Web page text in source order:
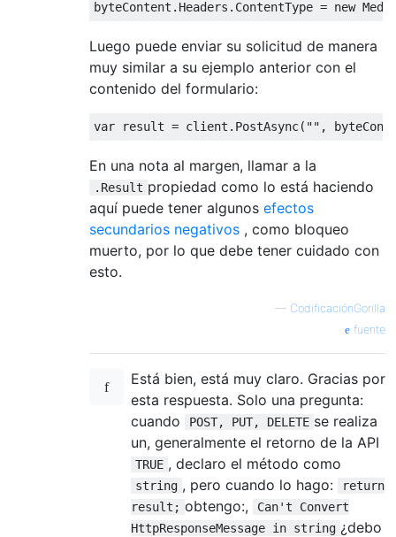
byteContent.Headers.ContentType = new
Luego puede enviar su solicitud de manera
muy similar a su ejemplo anterior con el
contenido del formulario:
var result = client.PostAsync( ""
En una nota al margen, llamar a la
.Result propiedad como lo está haciendo
aquí puede tener algunos efectos
secundarios negativos , como bloqueo
muerto, por lo que debe tener cuidado con
esto.
— CodificaciónGorilla
fuente
Está bien, está muy claro. Gracias por
esta respuesta. Solo una pregunta:
cuando
POST, PUT, DELETE se realiza
un, generalmente el retorno de la API
TRUE , declaro el método como
string , pero cuando lo hago:
return
result; obtengo:,
Can't Convert
HttpResponseMessage in string ¿debo